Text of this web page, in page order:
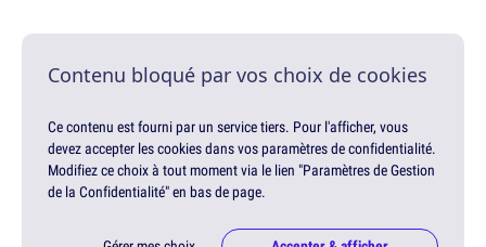
Contenu bloqué par vos choix de cookies
Ce contenu est fourni par un service tiers. Pour l'afficher, vous
devez accepter les cookies dans vos paramètres de confidentialité.
Modifiez ce choix à tout moment via le lien "Paramètres de Gestion
de la Confidentialité" en bas de page.